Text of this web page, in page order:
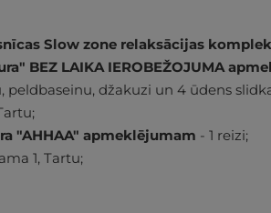
Slow zone relaksācijas
BEZ LAIKA IEROBEŽOJUMA
peldbaseinu, džakuzi un 4 ūdens
"AHHAA" apmeklējumam - 1 reizi;
1, Tartu;